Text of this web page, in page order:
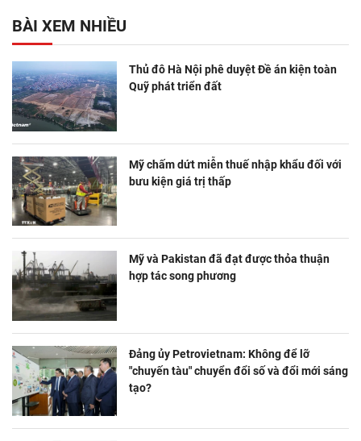
BÀI XEM NHIỀU
Thủ đô Hà Nội phê duyệt Đề án kiện toàn
Quỹ phát triển đất
Mỹ chấm dứt miễn thuế nhập khẩu đối với
bưu kiện giá trị thấp
Mỹ và Pakistan đã đạt được thỏa thuận
hợp tác song phương
Đảng ủy Petrovietnam: Không để lỡ
"chuyến tàu" chuyển đổi số và đổi mới sáng
tạo?